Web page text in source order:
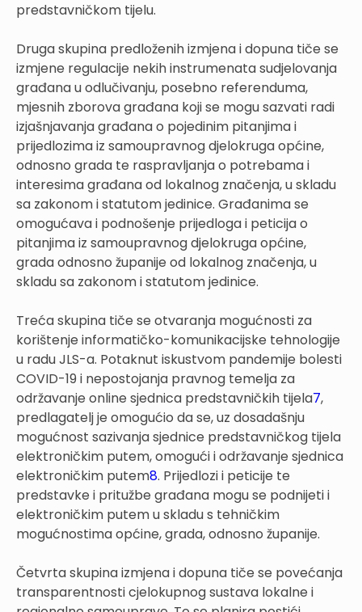
predstavničkom tijelu.
Druga skupina predloženih izmjena i dopuna tiče se
izmjene regulacije nekih instrumenata sudjelovanja
građana u odlučivanju, posebno referenduma,
mjesnih zborova građana koji se mogu sazvati radi
izjašnjavanja građana o pojedinim pitanjima i
prijedlozima iz samoupravnog djelokruga općine,
odnosno grada te raspravljanja o potrebama i
interesima građana od lokalnog značenja, u skladu
sa zakonom i statutom jedinice. Građanima se
omogućava i podnošenje prijedloga i peticija o
pitanjima iz samoupravnog djelokruga općine,
grada odnosno županije od lokalnog značenja, u
skladu sa zakonom i statutom jedinice.
Treća skupina tiče se otvaranja mogućnosti za
korištenje informatičko-komunikacijske tehnologije
u radu JLS-a. Potaknut iskustvom pandemije bolesti
COVID-19 i nepostojanja pravnog temelja za
održavanje online sjednica predstavničkih tijela7,
predlagatelj je omogućio da se, uz dosadašnju
mogućnost sazivanja sjednice predstavničkog tijela
elektroničkim putem, omogući i održavanje sjednica
elektroničkim putem8. Prijedlozi i peticije te
predstavke i pritužbe građana mogu se podnijeti i
elektroničkim putem u skladu s tehničkim
mogućnostima općine, grada, odnosno županije.
Četvrta skupina izmjena i dopuna tiče se povećanja
transparentnosti cjelokupnog sustava lokalne i